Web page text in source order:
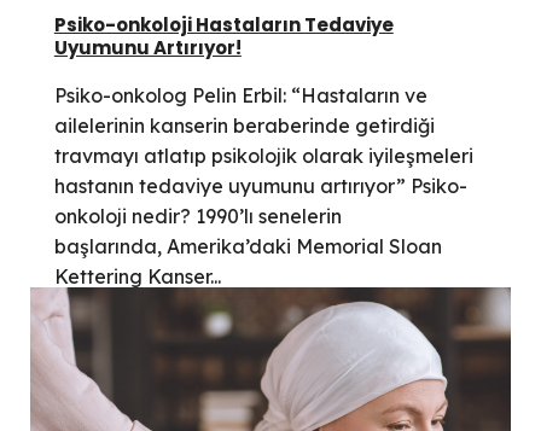
Psiko-onkoloji Hastaların Tedaviye
Uyumunu Artırıyor!
Psiko-onkolog Pelin Erbil: “Hastaların ve
ailelerinin kanserin beraberinde getirdiği
travmayı atlatıp psikolojik olarak iyileşmeleri
hastanın tedaviye uyumunu artırıyor” Psiko-
onkoloji nedir? 1990’lı senelerin
başlarında, Amerika’daki Memorial Sloan
Kettering Kanser...